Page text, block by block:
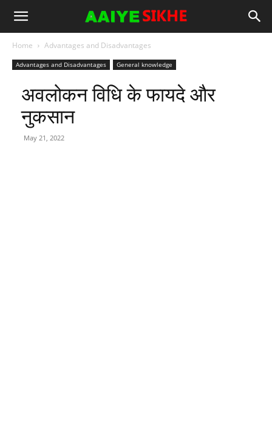
Home Advantages and Disadvantages
Advantages and Disadvantages General knowledge
अवलोकन विधि के फायदे और
नुकसान
May 21, 2022